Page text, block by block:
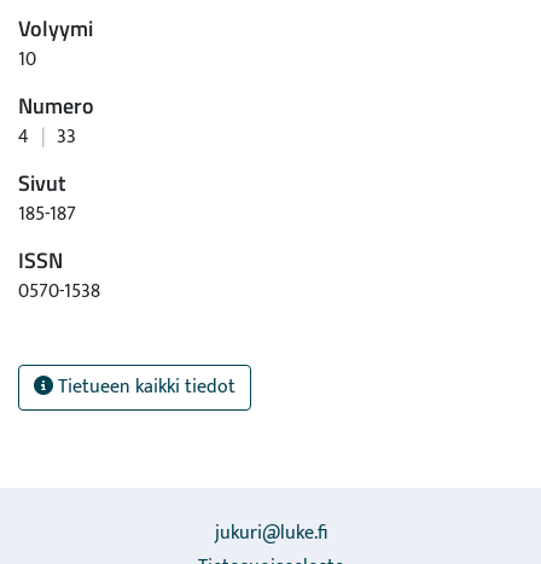
Volyymi
10
Numero
4 | 33
Sivut
185-187
ISSN
0570-1538
Tietueen kaikki tiedot
jukuri@luke.fi